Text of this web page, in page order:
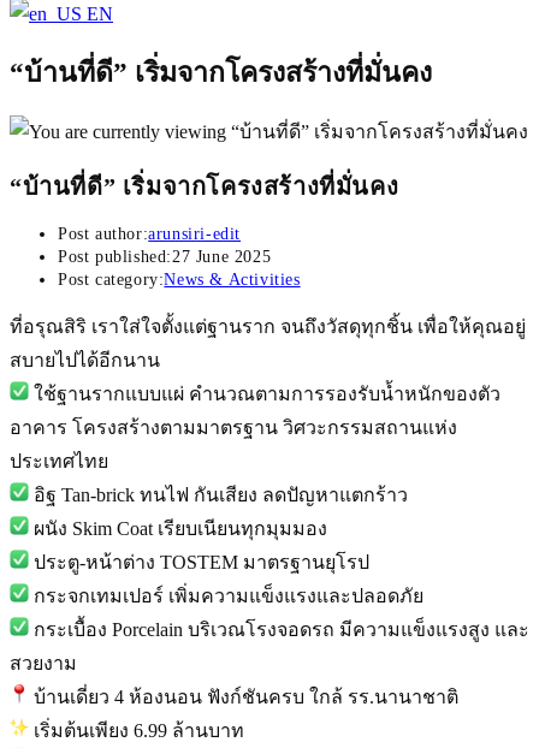
EN
“บ้านที่ดี” เริ่มจากโครงสร้างที่มั่นคง
“บ้านที่ดี” เริ่มจากโครงสร้างที่มั่นคง
Post author:arunsiri-edit
Post published:27 June 2025
Post category:News & Activities
ที่อรุณสิริ เราใส่ใจตั้งแต่ฐานราก จนถึงวัสดุทุกชิ้น เพื่อให้คุณอยู่
สบายไปได้อีกนาน
ใช้ฐานรากแบบแผ่ คำนวณตามการรองรับน้ำหนักของตัว
อาคาร โครงสร้างตามมาตรฐาน วิศวะกรรมสถานแห่ง
ประเทศไทย
อิฐ Tan-brick ทนไฟ กันเสียง ลดปัญหาแตกร้าว
ผนัง Skim Coat เรียบเนียนทุกมุมมอง
ประตู-หน้าต่าง TOSTEM มาตรฐานยุโรป
กระจกเทมเปอร์ เพิ่มความแข็งแรงและปลอดภัย
กระเบื้อง Porcelain บริเวณโรงจอดรถ มีความแข็งแรงสูง และ
สวยงาม
บ้านเดี่ยว 4 ห้องนอน ฟังก์ชันครบ ใกล้ รร.นานาชาติ
เริ่มต้นเพียง 6.99 ล้านบาท